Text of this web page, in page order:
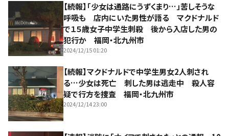
【続報】「少女は通路にうずくまり…」苦しそうな
呼吸も 店内にいた男性が語る マクドナルド
で１５歳女子中学生刺殺 後から入店した男の
犯行か 福岡・北九州市
2024/12/15 01:20
【続報】マクドナルドで中学生男女2人刺され
る…少女は死亡 刺した男は逃走中 殺人容
疑で行方を捜査 福岡・北九州市
2024/12/14 23:00